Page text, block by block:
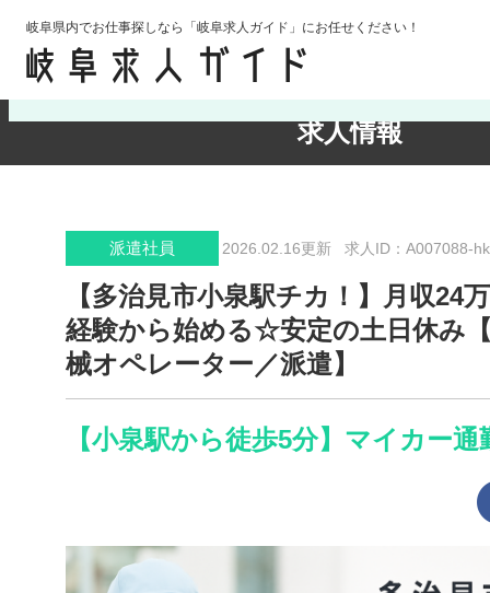
岐阜県内でお仕事探しなら「岐阜求人ガイド」にお任せください！
求人情報
検索条件の確認・変更
派遣社員 2026.02.16更新 求人ID：A007088-
【多治見市小泉駅チカ！】月収24
経験から始める☆安定の土日休み
械オペレーター／派遣】
【小泉駅から徒歩5分】マイカー通